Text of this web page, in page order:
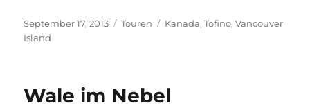
Veröffentlicht
am
September 17, 2013 Kategorien
Touren Schlagwörter
Kanada,Tofino,Vancouver
Island
Wale im Nebel